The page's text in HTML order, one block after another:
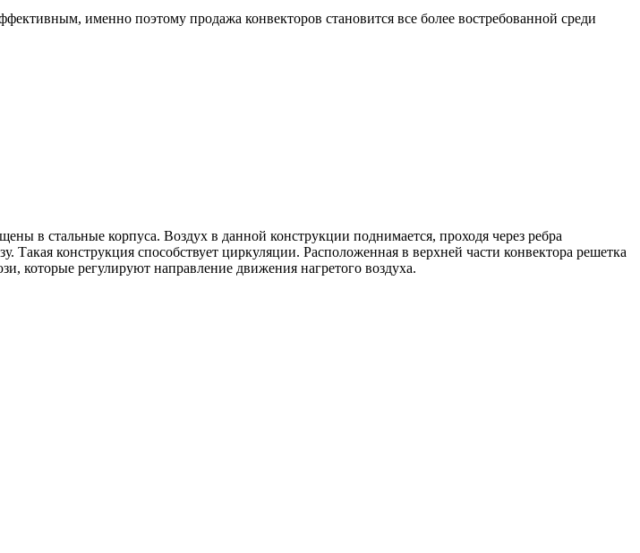
именно поэтому продажа конвекторов становится все более востребованной среди
в стальные корпуса. Воздух в данной конструкции поднимается, проходя через ребра
Такая конструкция способствует циркуляции. Расположенная в верхней части конвектора решетка
которые регулируют направление движения нагретого воздуха.